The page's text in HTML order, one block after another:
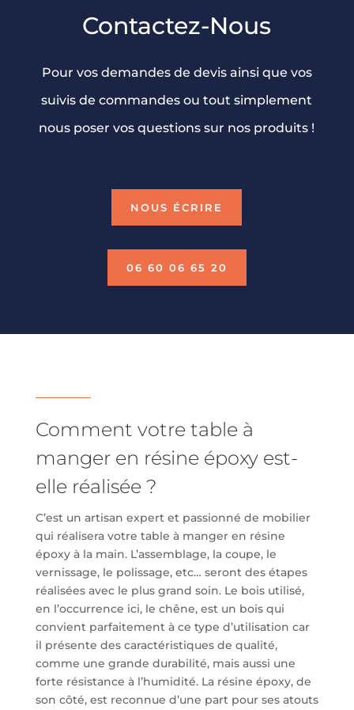
Contactez-Nous
Pour vos demandes de devis ainsi que vos
suivis de commandes ou tout simplement
nous poser vos questions sur nos produits !
NOUS ÉCRIRE
06 60 06 65 20
Comment votre table à
manger en résine époxy est-
elle réalisée ?
C’est un artisan expert et passionné de mobilier
qui réalisera votre table à manger en résine
époxy à la main. L’assemblage, la coupe, le
vernissage, le polissage, etc… seront des étapes
réalisées avec le plus grand soin. Le bois utilisé,
en l’occurrence ici, le chêne, est un bois qui
convient parfaitement à ce type d’utilisation car
il présente des caractéristiques de qualité,
comme une grande durabilité, mais aussi une
forte résistance à l’humidité. La résine époxy, de
son côté, est reconnue d’une part pour ses atouts